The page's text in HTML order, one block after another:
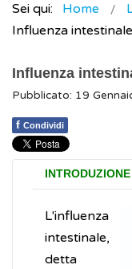
Sei qui: Home
Influenza intestinale
Influenza
Pubblicato: 19
f Condividi
INTRODUZIONE
L'influenza
intestinale,
detta